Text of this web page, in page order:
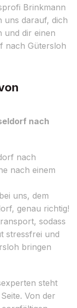
Brinkmann
uns darauf, dich
und dir einen
nach Gütersloh
nach
nach
nach einem
uns, dem
genau richtig!
sodass
stressfrei und
bringen
steht
Von der